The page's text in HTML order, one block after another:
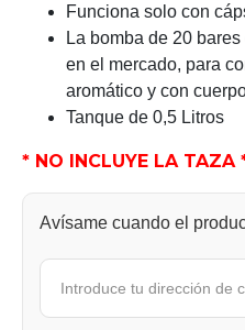
Funciona solo con
La bomba de 20
en el mercado, para
aromático y con
Tanque de 0,5 Litros
* NO INCLUYE LA TAZA
Avísame cuando el